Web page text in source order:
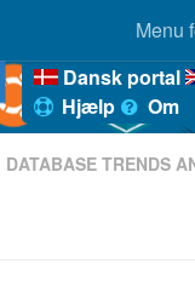
Menu
Dansk portal
Hjælp
Om
DATABASE TRENDS